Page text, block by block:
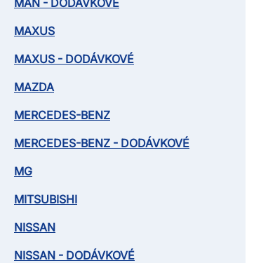
MAXUS
MAXUS - DODÁVKOVÉ
MAZDA
MERCEDES-BENZ
MERCEDES-BENZ - DODÁVKOVÉ
MG
MITSUBISHI
NISSAN
NISSAN - DODÁVKOVÉ